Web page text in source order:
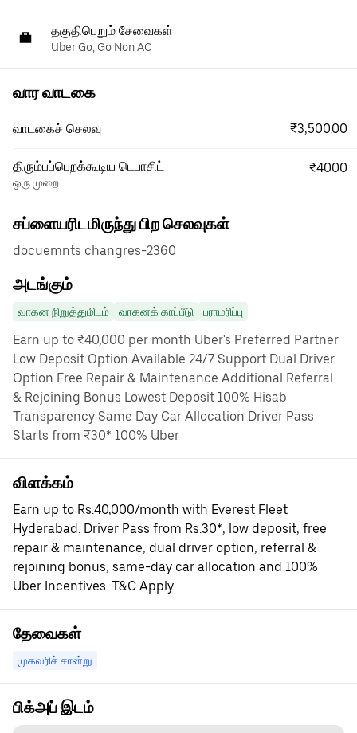
தகுதிபெறும் சேவைகள்
Uber Go, Go Non AC
வார வாடகை
வாடகைச் செலவு ₹3,500.00
திரும்பப்பெறக்கூடிய டெபாசிட்
ஒரு முறை
₹4000
சப்ளையரிடமிருந்து பிற செலவுகள்
docuemnts changres-2360
அடங்கும்
வாகன நிறுத்துமிடம் வாகனக் காப்பீடு பராமரிப்பு
Earn up to ₹40,000 per month Uber's Preferred Partner
Low Deposit Option Available 24/7 Support Dual Driver
Option Free Repair & Maintenance Additional Referral
& Rejoining Bonus Lowest Deposit 100% Hisab
Transparency Same Day Car Allocation Driver Pass
Starts from ₹30* 100% Uber
விளக்கம்
Earn up to Rs.40,000/month with Everest Fleet
Hyderabad. Driver Pass from Rs.30*, low deposit, free
repair & maintenance, dual driver option, referral &
rejoining bonus, same-day car allocation and 100%
Uber Incentives. T&C Apply.
தேவைகள்
முகவரிச் சான்று
பிக்அப் இடம்